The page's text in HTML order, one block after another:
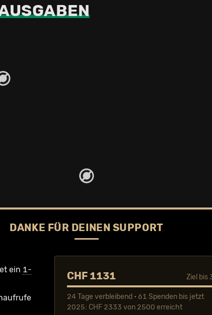
DANKE FÜR DEINEN SUPPORT
ein 1-
CHF 1131 Ziel bis
24 Tage verbleibend • 61 Spenden bis jetzt
2025: CHF 2333 von 2500 erreicht